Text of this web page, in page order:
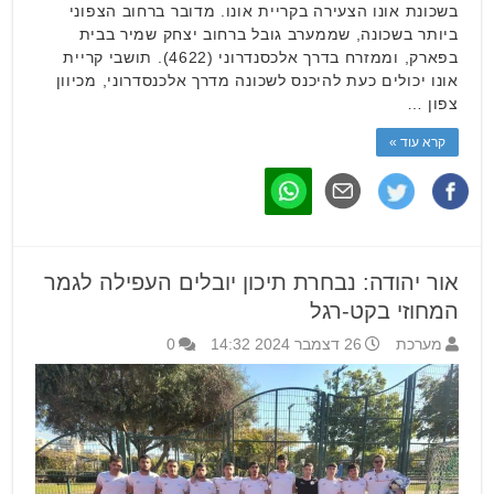
בשכונת אונו הצעירה בקריית אונו. מדובר ברחוב הצפוני
ביותר בשכונה, שממערב גובל ברחוב יצחק שמיר בבית
בפארק, וממזרח בדרך אלכסנדרוני (4622). תושבי קריית
אונו יכולים כעת להיכנס לשכונה מדרך אלכנסדרוני, מכיוון
צפון …
קרא עוד »
אור יהודה: נבחרת תיכון יובלים העפילה לגמר
המחוזי בקט-רגל
מערכת 26 דצמבר 2024 14:32 0